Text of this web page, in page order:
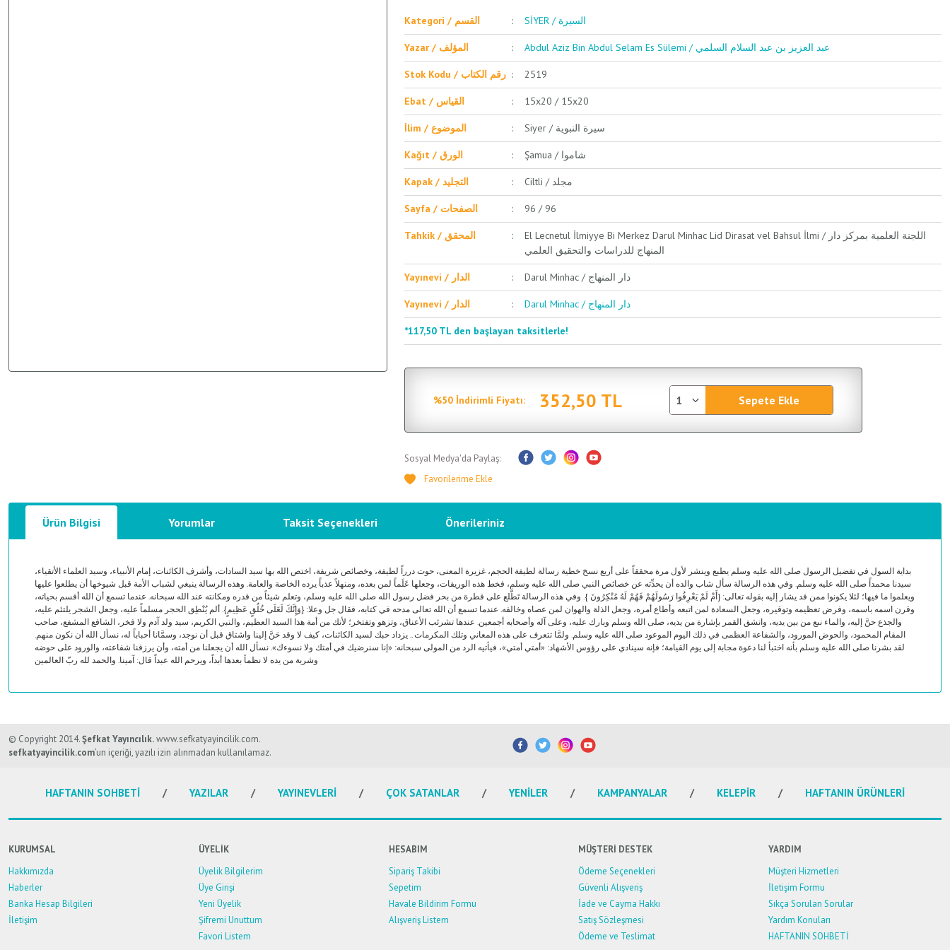
Kategori / القسم SİYER / السيرة
Yazar / المؤلف Abdul Aziz Bin Abdul Selam Es Sülemi / عبد العزيز بن عبد السلام السلمي
Stok Kodu / رقم الكتاب 2519
Ebat / القياس 15x20 / 15x20
İlim / الموضوع Siyer / سيرة النبوية
Kağıt / الورق Şamua / شاموا
Kapak / التجليد Ciltli / مجلد
Sayfa / الصفحات 96 / 96
Tahkik / المحقق
El Lecnetul İlmiyye Bi Merkez Darul Minhac Lid Dirasat vel Bahsul İlmi / اللجنة العلمية بمركز دار
المنهاج للدراسات والتحقيق العلمي
Yayınevi / الدار Darul Minhac / دار المنهاج
Yayınevi / الدار Darul Minhac / دار المنهاج
*117,50 TL den başlayan taksitlerle!
%50 İndirimli Fiyatı: 352,50 TL Sepete Ekle
Sosyal Medya'da Paylaş:
Ürün Bilgisi Yorumlar Taksit Seçenekleri Önerileriniz
بداية السول في تفضيل الرسول صلى الله عليه وسلم يطبع وينشر لأول مرة محققاً على أربع نسخ خطية رسالة لطيفة الحجم، غزيرة المعنى، حوت درراً لطيفة، وخصائص شريفة، اختص الله بها سيد السادات، وأشرف الكائنات، إمام الأنبياء، وسيد العلماء الأتقياء،
سيدنا محمداً صلى الله عليه وسلم. وفي هذه الرسالة سأل شاب والده أن يحدِّثه عن خصائص النبي صلى الله عليه وسلم، فخط هذه الوريقات، وجعلها عَلَماً لمن بعده، ومنهلاً عذباً يرده الخاصة والعامة. وهذه الرسالة ينبغي لشباب الأمة قبل شيوخها أن يطلعوا عليها
ويعلموا ما فيها؛ لئلا يكونوا ممن قد يشار إليه بقوله تعالى: {أَمْ لَمْ يَعْرِفُوا رَسُولَهُمْ فَهُمْ لَهُ مُنْكِرُونَ }. وفي هذه الرسالة تَطَّلع على قطرة من بحر فضل رسول الله صلى الله عليه وسلم، وتعلم شيئاً من قدره ومكانته عند الله سبحانه. عندما تسمع أن الله أقسم بحياته،
وقرن اسمه باسمه، وفرض تعظيمه وتوقيره، وجعل السعادة لمن اتبعه وأطاع أمره، وجعل الذلة والهوان لمن عصاه وخالفه. عندما تسمع أن الله تعالى مدحه في كتابه، فقال جل وعلا: {وَإِنَّكَ لَعَلَى خُلُقٍ عَظِيمٍ}. ألم يُنْطِق الحجر مسلماً عليه، وجعل الشجر يلتئم عليه،
والجذع حنَّ إليه، والماء نبع من بين يديه، وانشق القمر بإشارة من يديه، صلى الله وسلم وبارك عليه، وعلى آله وأصحابه أجمعين. عندها تشرئب الأعناق، وتزهو وتفتخر؛ لأنك من أمة هذا السيد العظيم، والنبي الكريم، سيد ولد آدم ولا فخر، الشافع المشفع، صاحب
المقام المحمود، والحوض المورود، والشفاعة العظمى في ذلك اليوم الموعود صلى الله عليه وسلم. ولمَّا تتعرف على هذه المعاني وتلك المكرمات.. يزداد حبك لسيد الكائنات، كيف لا وقد حَنَّ إلينا واشتاق قبل أن نوجد، وسمَّانا أحباباً له، نسأل الله أن نكون منهم.
لقد بشرنا صلى الله عليه وسلم بأنه اختبأ لنا دعوة مجابة إلى يوم القيامة؛ فإنه سينادي على رؤوس الأشهاد: «أمتي أمتي»، فيأتيه الرد من المولى سبحانه: «إنا سنرضيك في أمتك ولا نسوءك». نسأل الله أن يجعلنا من أمته، وأن يرزقنا شفاعته، والورود على حوضه
وشربة من يده لا نظمأ بعدها أبداً، ويرحم الله عبداً قال: آمينا. والحمد لله ربّ العالمين
Bu ürüne ilk yorumu siz yapın!
Yorum Yaz
Görüş ve önerileriniz için teşekkür ederiz.
Ürün açıklamasında eksik bilgiler bulunuyor.
Bu ürüne benzer farklı alternatifler olmalı.
© Copyright 2014.Şefkat Yayıncılık.www.sefkatyayincilik.com.
sefkatyayincilik.com’un içeriği, yazılı izin alınmadan kullanılamaz.
HAFTANIN SOHBETİ YAZILAR YAYINEVLERİ ÇOK SATANLAR YENİLER KAMPANYALAR KELEPİR HAFTANIN ÜRÜNLERİ
KURUMSAL
Hakkımızda
Haberler
Banka Hesap Bilgileri
İletişim
ÜYELİK
Üyelik Bilgilerim
Üye Girişi
Yeni Üyelik
Şifremi Unuttum
Favori Listem
HESABIM
Sipariş Takibi
Sepetim
Havale Bildirim Formu
Alışveriş Listem
MÜŞTERİ DESTEK
Ödeme Seçenekleri
Güvenli Alışveriş
İade ve Cayma Hakkı
Satış Sözleşmesi
Ödeme ve Teslimat
YARDIM
Müşteri Hizmetleri
İletişim Formu
Sıkça Sorulan Sorular
Yardım Konuları
HAFTANIN SOHBETİ